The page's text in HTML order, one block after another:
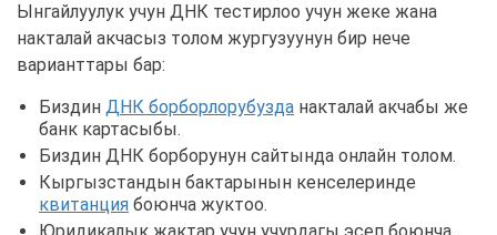
Ынгайлуулук учун ДНК тестирлоо учун жеке жана
накталай акчасыз толом жургузуунун бир нече
варианттары бар:
Биздин ДНК борборлорубузда накталай акчабы же
банк картасыбы.
Биздин ДНК борборунун сайтында онлайн толом.
Кыргызстандын бактарынын кенселеринде
квитанция боюнча жуктоо.